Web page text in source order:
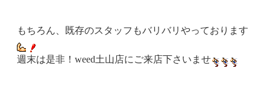
もちろん、既存のスタッフもバリバリやっております
週末は是非！weed土山店にご来店下さいませ